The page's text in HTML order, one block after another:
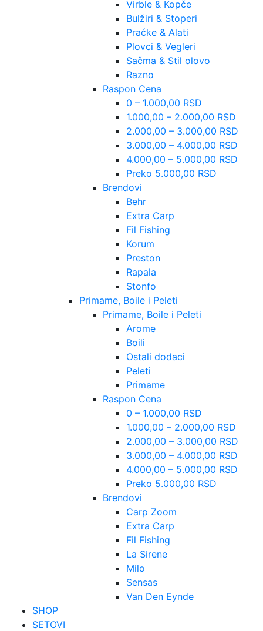
Virble & Kopče
Bulžiri & Stoperi
Praćke & Alati
Plovci & Vegleri
Sačma & Stil olovo
Razno
Raspon Cena
0 – 1.000,00 RSD
1.000,00 – 2.000,00 RSD
2.000,00 – 3.000,00 RSD
3.000,00 – 4.000,00 RSD
4.000,00 – 5.000,00 RSD
Preko 5.000,00 RSD
Brendovi
Behr
Extra Carp
Fil Fishing
Korum
Preston
Rapala
Stonfo
Primame, Boile i Peleti
Primame, Boile i Peleti
Arome
Boili
Ostali dodaci
Peleti
Primame
Raspon Cena
0 – 1.000,00 RSD
1.000,00 – 2.000,00 RSD
2.000,00 – 3.000,00 RSD
3.000,00 – 4.000,00 RSD
4.000,00 – 5.000,00 RSD
Preko 5.000,00 RSD
Brendovi
Carp Zoom
Extra Carp
Fil Fishing
La Sirene
Milo
Sensas
Van Den Eynde
SHOP
SETOVI